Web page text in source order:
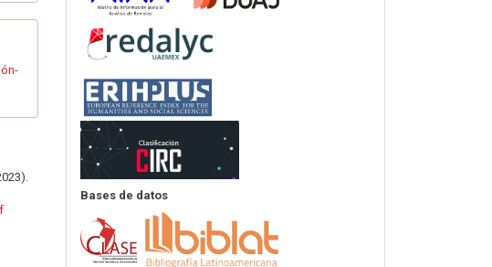
Bases de datos